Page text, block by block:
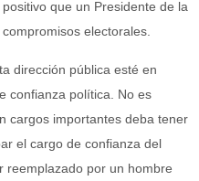
que un Presidente de la
electorales.
dirección pública esté en
confianza política. No es
cargos importantes deba tener
el cargo de confianza del
reemplazado por un hombre